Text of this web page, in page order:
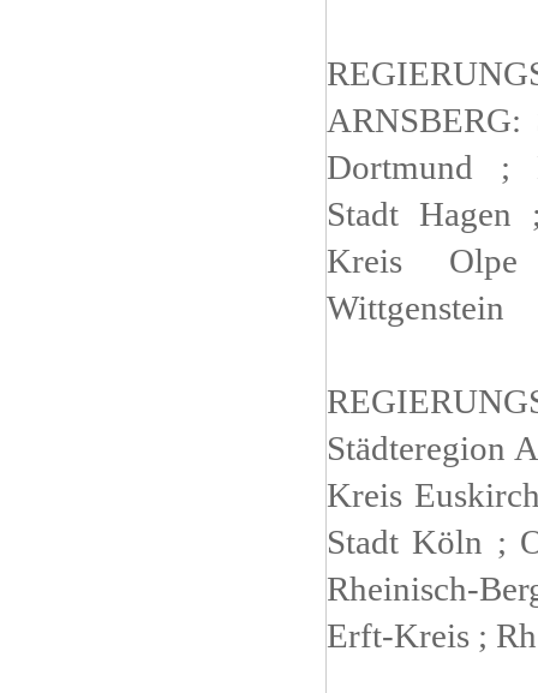
ARNSBERG:
Dortmund ;
Stadt
Kreis
Wittgenstein
Städteregion
Kreis
Stadt Köln ;
Rheinisch-
Erft-Kreis ;